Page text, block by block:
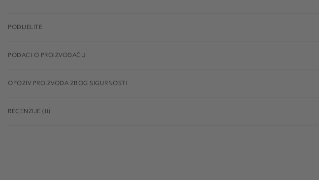
PODIJELITE
PODACI O PROIZVOĐAČU
OPOZIV PROIZVODA ZBOG SIGURNOSTI
RECENZIJE (0)